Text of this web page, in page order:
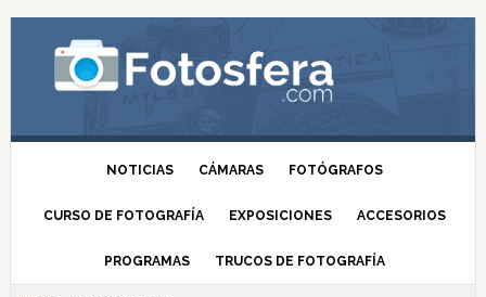
NOTICIAS CÁMARAS FOTÓGRAFOS
CURSO DE FOTOGRAFÍA EXPOSICIONES ACCESORIOS
PROGRAMAS TRUCOS DE FOTOGRAFÍA